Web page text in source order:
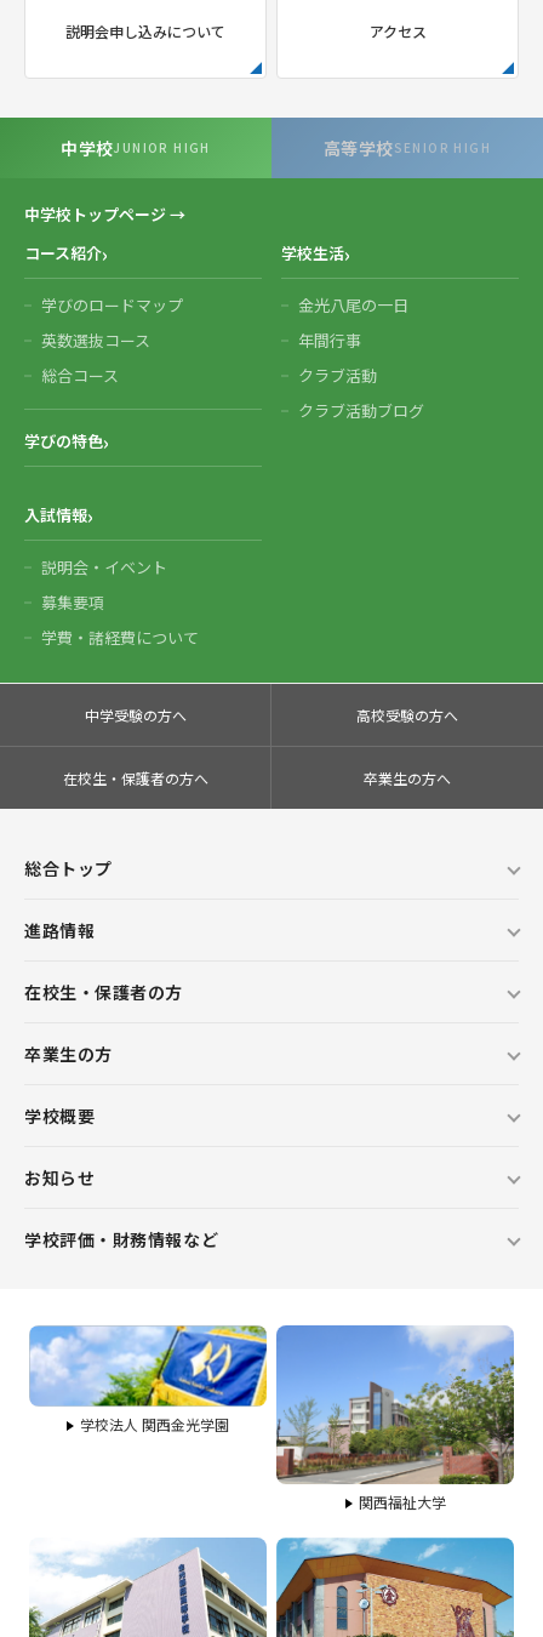
説明会申し込みについて アクセス
中学校JUNIOR HIGH 高等学校SENIOR HIGH
中学校トップページ →
コース紹介
学びのロードマップ
英数選抜コース
総合コース
学びの特色
学校生活
金光八尾の一日
年間行事
クラブ活動
クラブ活動ブログ
入試情報
説明会・イベント
募集要項
学費・諸経費について
中学受験の方へ 高校受験の方へ
在校生・保護者の方へ 卒業生の方へ
総合トップ
進路情報
在校生・保護者の方
卒業生の方
学校概要
お知らせ
学校評価・財務情報など
学校法人 関西金光学園
関西福祉大学